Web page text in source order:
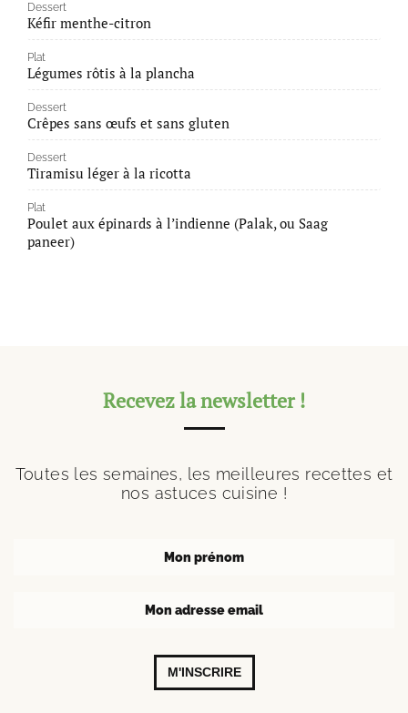
Dessert
Kéfir menthe-citron
Plat
Légumes rôtis à la plancha
Dessert
Crêpes sans œufs et sans gluten
Dessert
Tiramisu léger à la ricotta
Plat
Poulet aux épinards à l’indienne (Palak, ou Saag
paneer)
Recevez la newsletter !
Toutes les semaines, les meilleures recettes et
nos astuces cuisine !
M'INSCRIRE